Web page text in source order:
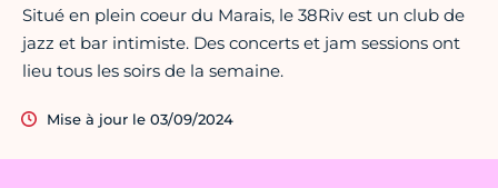
Situé en plein coeur du Marais, le 38Riv est un club de
jazz et bar intimiste. Des concerts et jam sessions ont
lieu tous les soirs de la semaine.
Mise à jour le 03/09/2024